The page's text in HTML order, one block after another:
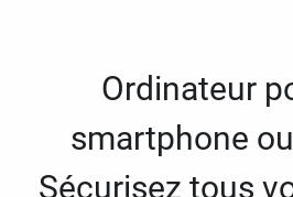
Ordinateur
smartphone
Sécurisez tous